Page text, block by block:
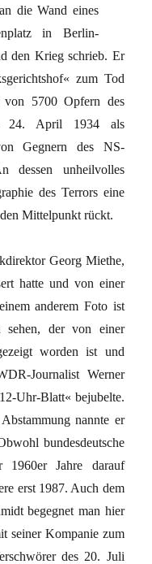
die Wand eines
in Berlin-
den Krieg schrieb. Er
zum Tod
5700 Opfern des
24. April 1934 als
Gegnern des NS-
dessen unheilvolles
des Terrors eine
Mittelpunkt rückt.
Georg Miethe,
hatte und von einer
anderem Foto ist
sehen, der von einer
worden ist und
Journalist Werner
Uhr-Blatt« bejubelte.
nannte er
bundesdeutsche
1960er Jahre darauf
erst 1987. Auch dem
begegnet man hier
seiner Kompanie zum
des 20. Juli